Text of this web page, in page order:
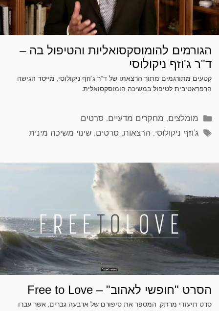
הגורמים להומוסקסואליות והטיפול בה –
ד"ר ג'וזף ניקולוסי
קטעים מתורגמים מתוך הרצאתו של ד"ר ג'וזף ניקולוסי, מייסד הגישה
הרפראטיבית לטיפול במשיכה הומוסקסואלית.
קטגוריות
מומלצים, מחקרים מדעיים,סרטים
תגיות
ג'וזף ניקולוסי, הרצאות,סרטים,שינוי משיכה מינית
הסרט "חופשי לאהוב" – Free to Love
סרט תיעודי מרתק, המספר את סיפורם של ארבעה גברים, אשר עברו